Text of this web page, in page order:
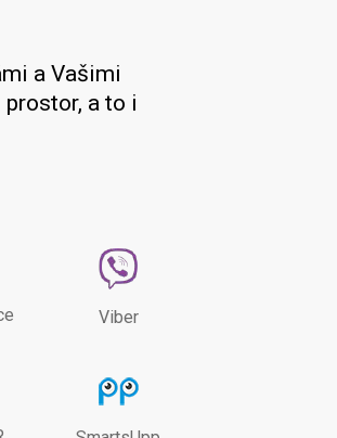
a Vašimi
a to i
Viber